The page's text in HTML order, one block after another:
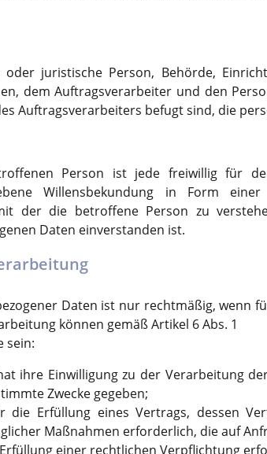
juristische Person, Behörde,
dem Auftragsverarbeiter und den
Auftragsverarbeiters befugt sind, die
Person ist jede freiwillig für
Willensbekundung in Form
der die betroffene Person zu
Daten einverstanden ist.
Daten ist nur rechtmäßig, wenn
können gemäß Artikel 6 Abs. 1
sein:
ihre Einwilligung zu der Verarbeitung
Zwecke gegeben;
die Erfüllung eines Vertrags, dessen
Maßnahmen erforderlich, die auf
einer rechtlichen Verpflichtung